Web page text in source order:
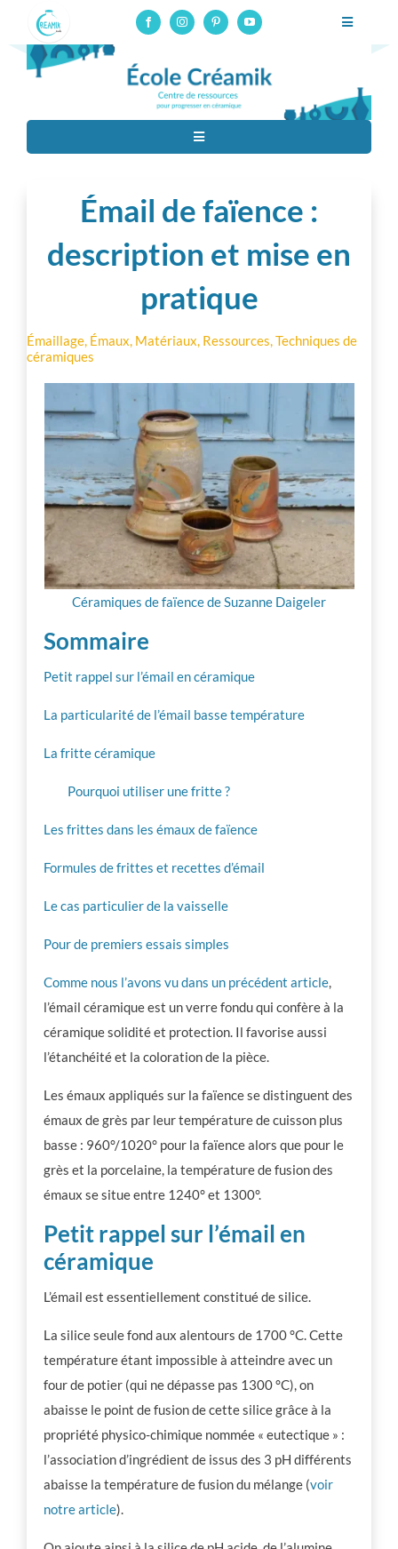
content
Toggle
Formation potier céramiste professionnel – CAP Tournage
Cours en ligne
Ressources
Contact
Toggle
Navigation
Techniques de céramiques
Matériel
Vie d’atelier
Professionnalisation
Communauté
Inspiration
Autres ressources
Émail de faïence :
description et mise en
pratique
Émaillage, Émaux, Matériaux, Ressources,Techniques de
céramiques
Céramiques de faïence de Suzanne Daigeler
Sommaire
Petit rappel sur l’émail en céramique
La particularité de l’émail basse température
La fritte céramique
Pourquoi utiliser une fritte ?
Les frittes dans les émaux de faïence
Formules de frittes et recettes d’émail
Le cas particulier de la vaisselle
Pour de premiers essais simples
Comme nous l’avons vu dans un précédent article,
l’émail céramique est un verre fondu qui confère à la
céramique solidité et protection. Il favorise aussi
l’étanchéité et la coloration de la pièce.
Les émaux appliqués sur la faïence se distinguent des
émaux de grès par leur température de cuisson plus
basse : 960°/1020° pour la faïence alors que pour le
grès et la porcelaine, la température de fusion des
émaux se situe entre 1240° et 1300°.
Petit rappel sur l’émail en
céramique
L’émail est essentiellement constitué de silice.
La silice seule fond aux alentours de 1700 °C. Cette
température étant impossible à atteindre avec un
four de potier (qui ne dépasse pas 1300 °C), on
abaisse le point de fusion de cette silice grâce à la
propriété physico-chimique nommée « eutectique » :
l’association d’ingrédient de issus des 3 pH différents
abaisse la température de fusion du mélange (voir
notre article).